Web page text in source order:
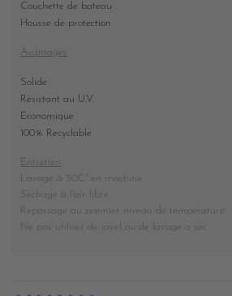
Couchette de bateau
Housse de protection
Avantages
Solide
Résistant au U.V.
Economique
100% Recyclable
Entretien
Lavage à 30C° en machine
Séchage à l'air libre
Repassage au premier niveau de température
Ne pas utiliser de javel ou de lavage a sec